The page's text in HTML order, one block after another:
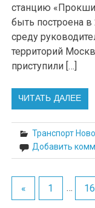
станцию
быть построена
среду
территорий
приступили […]
ЧИТАТЬ ДАЛЕЕ
Транспорт
Добавить
« 1 … 16